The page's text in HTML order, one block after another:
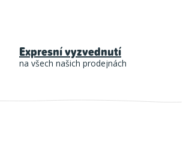
Expresní vyzvednutí
na všech našich prodejnách